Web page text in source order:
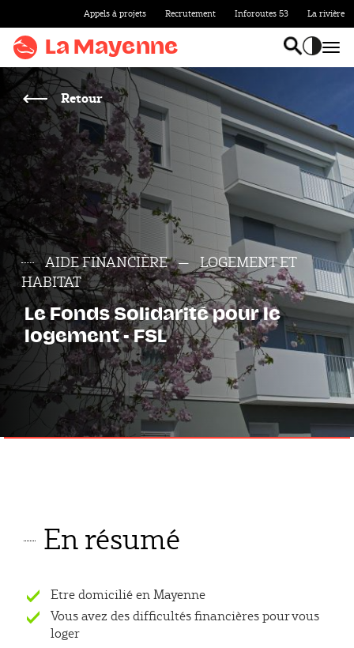
contenu
Aller
au
menu
Aller à la
recherche
Accentuer
le
contraste
Appels à projets Recrutement Inforoutes 53 La rivière
La Mayenne Basculer
Retour
AIDE FINANCIÈRE
LOGEMENT ET
HABITAT
Le Fonds Solidarité pour le
logement - FSL
En résumé
S'applique
Etre domicilié en Mayenne
S'applique
Vous avez des difficultés financières pour vous
loger